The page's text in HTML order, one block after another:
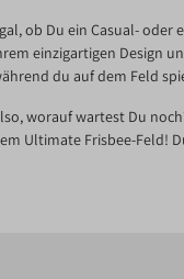
ob Du ein Casual-
einzigartigen Design
du auf dem Feld
worauf wartest Du
Ultimate Frisbee-Feld!